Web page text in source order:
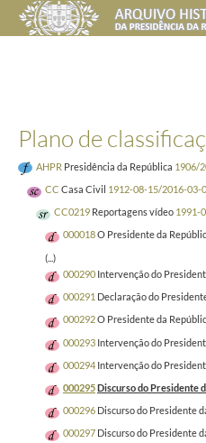
Plano de
AHPR Presidência da República 1906/
CC Casa Civil 1912-08-15/2016-03-
CC0219 Reportagens vídeo 1991-
000018O Presidente da
(...)
000290 Intervenção do
000291 Declaração do
000292O Presidente da
000293 Intervenção do
000294 Intervenção do
000295Discurso do Presidente
000296 Discurso do Presidente
000297 Discurso do Presidente